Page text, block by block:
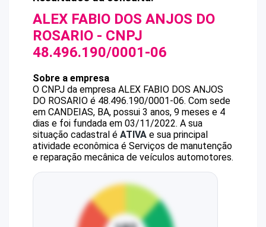
ALEX FABIO DOS ANJOS DO
ROSARIO - CNPJ
48.496.190/0001-06
Sobre a empresa
O CNPJ da empresa ALEX FABIO DOS ANJOS
DO ROSARIO é 48.496.190/0001-06. Com sede
em CANDEIAS, BA, possui 3 anos, 9 meses e 4
dias e foi fundada em 03/11/2022. A sua
situação cadastral é ATIVA e sua principal
atividade econômica é Serviços de manutenção
e reparação mecânica de veículos automotores.